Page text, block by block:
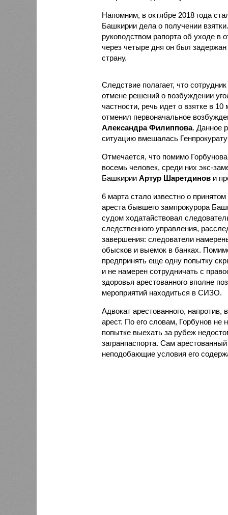
Напомним, в октябре 2018 года
Башкирии дела о получении
руководством рапорта об уходе в
через четыре дня он был
страну.
Следствие полагает, что
отмене решений о возбуждении
частности, речь идет о взятке в
отменил первоначальное
Александра Филиппова. Данное
ситуацию вмешалась
Отмечается, что помимо
восемь человек, среди них экс-
Башкирии Артур Шаретдинови
6 марта стало известно о
ареста бывшего зампрокурора
судом ходатайствовал
следственного управления,
завершения: следователи
обысков и выемок в банках.
предпринять еще одну попытку
и не намерен сотрудничать с
здоровья арестованного вполне
мероприятий находиться в СИЗО.
Адвокат арестованного,
арест. По его словам, Горбунов
попытке выехать за рубеж
загранпаспорта. Сам
неподобающие условия его